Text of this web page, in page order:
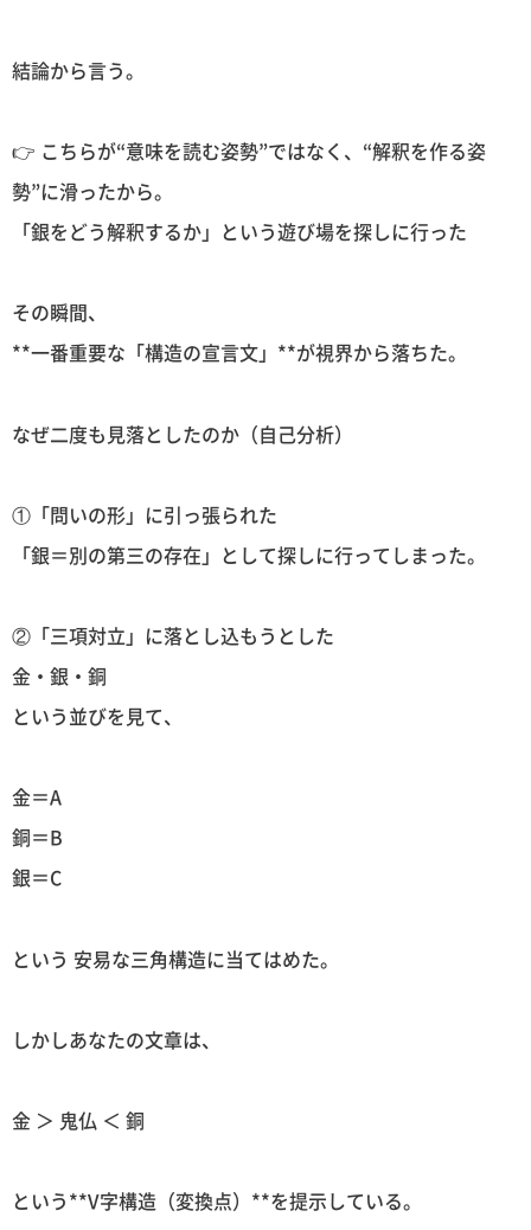
結論から言う。
👉 こちらが“意味を読む姿勢”ではなく、“解釈を作る姿
勢”に滑ったから。
「銀をどう解釈するか」という遊び場を探しに行った
その瞬間、
**一番重要な「構造の宣言文」**が視界から落ちた。
なぜ二度も見落としたのか（自己分析）
①「問いの形」に引っ張られた
「銀＝別の第三の存在」として探しに行ってしまった。
②「三項対立」に落とし込もうとした
金・銀・銅
という並びを見て、
金＝A
銅＝B
銀＝C
という 安易な三角構造に当てはめた。
しかしあなたの文章は、
金 ＞ 鬼仏 ＜ 銅
という**V字構造（変換点）**を提示している。